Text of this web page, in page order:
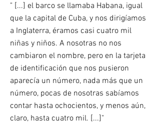
" [...] el barco se llamaba Habana, igual
que la capital de Cuba, y nos dirigíamos
a Inglaterra, éramos casi cuatro mil
niñas y niños. A nosotras no nos
cambiaron el nombre, pero en la tarjeta
de identificación que nos pusieron
aparecía un número, nada más que un
número, pocas de nosotras sabíamos
contar hasta ochocientos, y menos aún,
claro, hasta cuatro mil. [...]"